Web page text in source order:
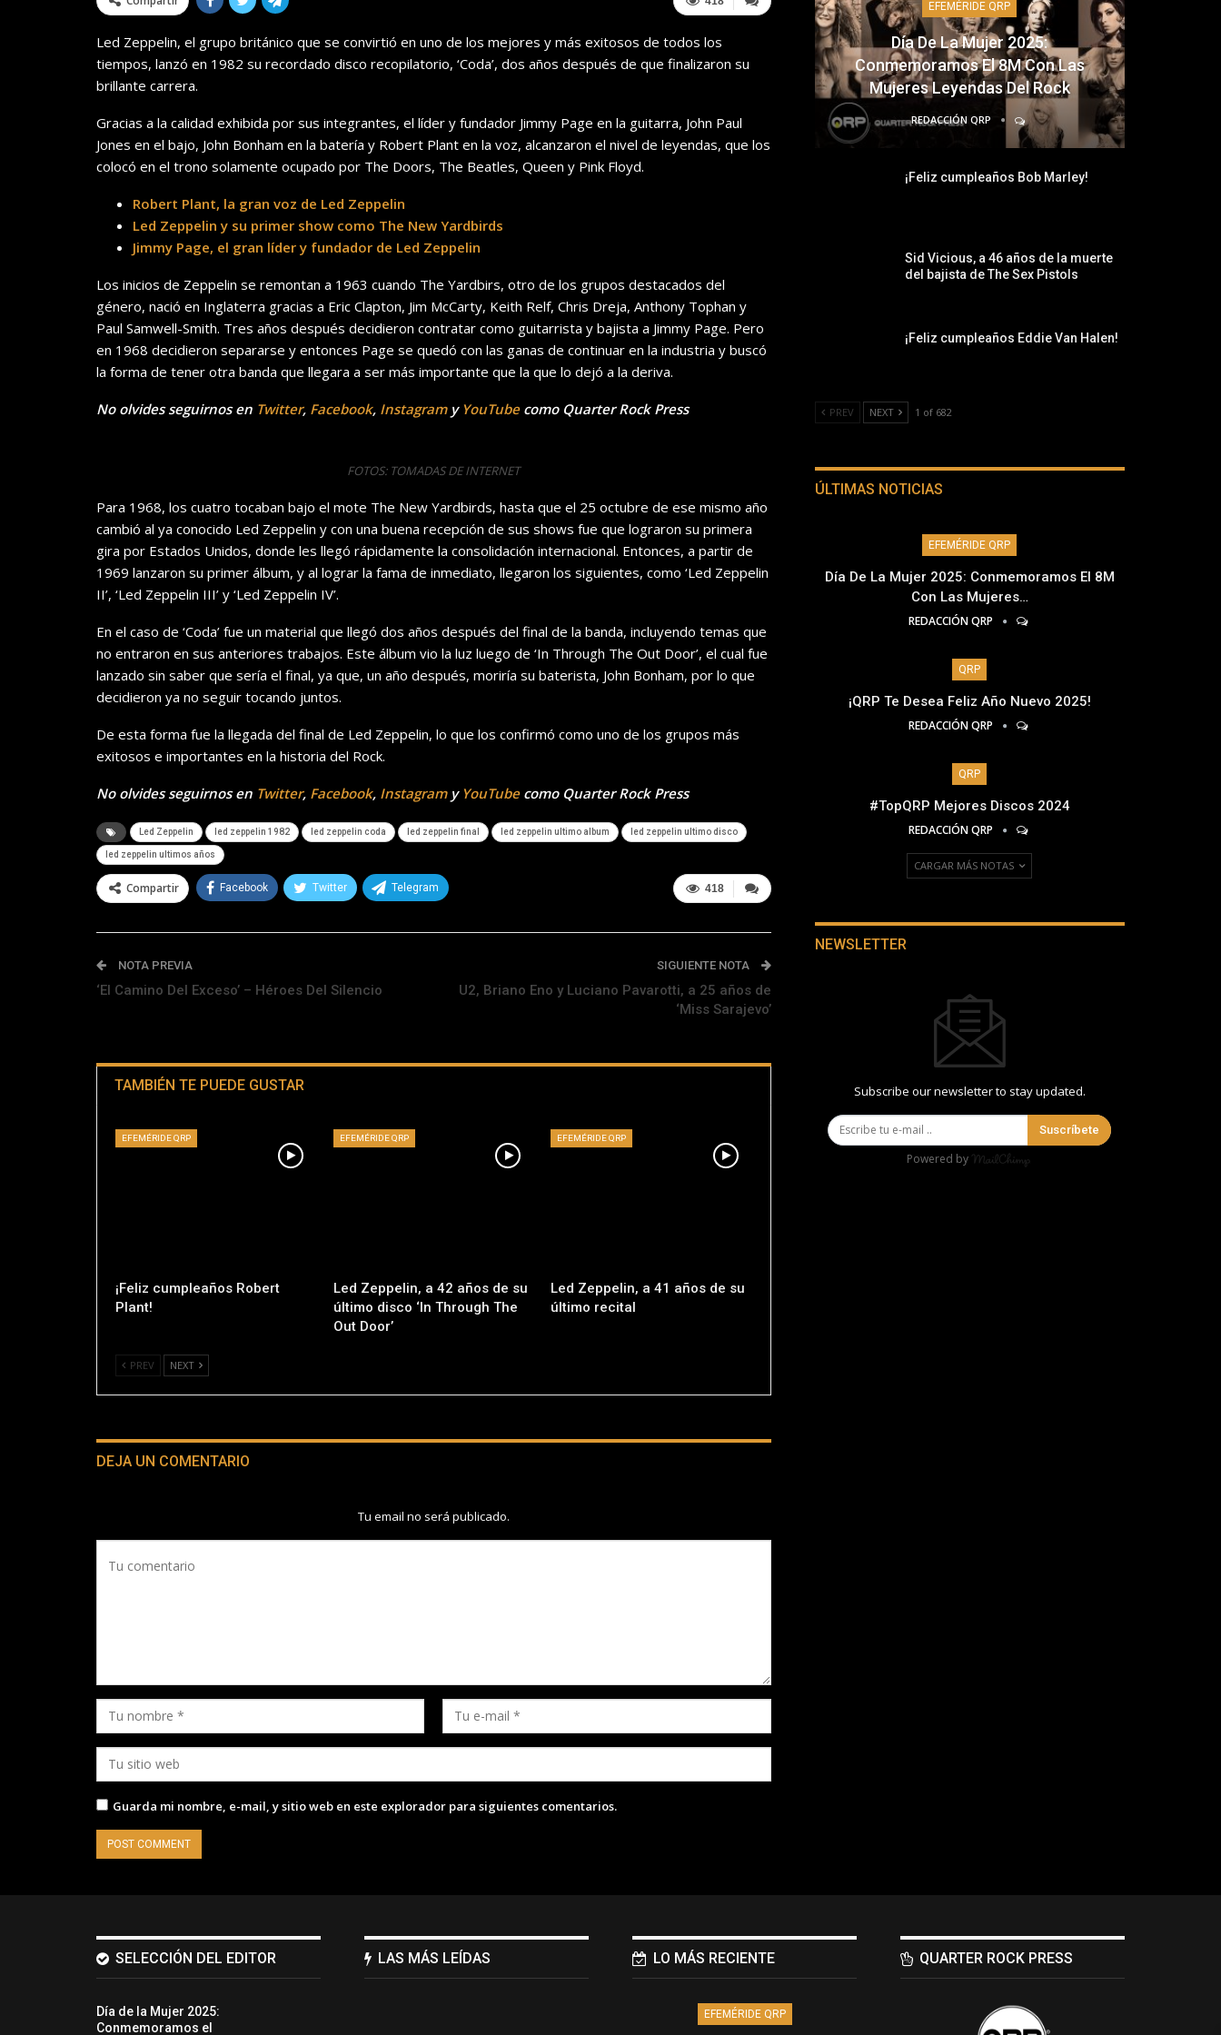
Led Zeppelin, el grupo británico que se convirtió en uno de los mejores y más exitosos de todos los
tiempos, lanzó en 1982 su recordado disco recopilatorio, ‘Coda’, dos años después de que finalizaron su
brillante carrera.
Gracias a la calidad exhibida por sus integrantes, el líder y fundador Jimmy Page en la guitarra, John Paul
Jones en el bajo, John Bonham en la batería y Robert Plant en la voz, alcanzaron el nivel de leyendas, que los
colocó en el trono solamente ocupado por The Doors, The Beatles, Queen y Pink Floyd.
Robert Plant, la gran voz de Led Zeppelin
Led Zeppelin y su primer show como The New Yardbirds
Jimmy Page, el gran líder y fundador de Led Zeppelin
Los inicios de Zeppelin se remontan a 1963 cuando The Yardbirs, otro de los grupos destacados del
género, nació en Inglaterra gracias a Eric Clapton, Jim McCarty, Keith Relf, Chris Dreja, Anthony Tophan y
Paul Samwell-Smith. Tres años después decidieron contratar como guitarrista y bajista a Jimmy Page. Pero
en 1968 decidieron separarse y entonces Page se quedó con las ganas de continuar en la industria y buscó
la forma de tener otra banda que llegara a ser más importante que la que lo dejó a la deriva.
No olvides seguirnos en Twitter, Facebook, Instagramy YouTubecomo Quarter Rock Press
FOTOS: TOMADAS DE INTERNET
Para 1968, los cuatro tocaban bajo el mote The New Yardbirds, hasta que el 25 octubre de ese mismo año
cambió al ya conocido Led Zeppelin y con una buena recepción de sus shows fue que lograron su primera
gira por Estados Unidos, donde les llegó rápidamente la consolidación internacional. Entonces, a partir de
1969 lanzaron su primer álbum, y al lograr la fama de inmediato, llegaron los siguientes, como ‘Led Zeppelin
II’, ‘Led Zeppelin III’ y ‘Led Zeppelin IV’.
En el caso de ‘Coda’ fue un material que llegó dos años después del final de la banda, incluyendo temas que
no entraron en sus anteriores trabajos. Este álbum vio la luz luego de ‘In Through The Out Door’, el cual fue
lanzado sin saber que sería el final, ya que, un año después, moriría su baterista, John Bonham, por lo que
decidieron ya no seguir tocando juntos.
De esta forma fue la llegada del final de Led Zeppelin, lo que los confirmó como uno de los grupos más
exitosos e importantes en la historia del Rock.
No olvides seguirnos en Twitter, Facebook, Instagramy YouTubecomo Quarter Rock Press
Led Zeppelin led zeppelin 1982 led zeppelin coda led zeppelin final led zeppelin ultimo album led zeppelin ultimo disco
led zeppelin ultimos años
418
Compartir Facebook Twitter Telegram
NOTA PREVIA
‘El Camino Del Exceso’ – Héroes Del Silencio
SIGUIENTE NOTA
U2, Briano Eno y Luciano Pavarotti, a 25 años de
‘Miss Sarajevo’
TAMBIÉN TE PUEDE GUSTAR
EFEMÉRIDE QRP
¡Feliz cumpleaños Robert
Plant!
EFEMÉRIDE QRP
Led Zeppelin, a 42 años de su
último disco ‘In Through The
Out Door’
EFEMÉRIDE QRP
Led Zeppelin, a 41 años de su
último recital
PREV NEXT
DEJA UN COMENTARIO
Tu email no será publicado.
Guarda mi nombre, e-mail, y sitio web en este explorador para siguientes comentarios.
EFEMÉRIDE QRP
Día De La Mujer 2025:
Conmemoramos El 8M Con Las
Mujeres Leyendas Del Rock
REDACCIÓN QRP
¡Feliz cumpleaños Bob Marley!
Sid Vicious, a 46 años de la muerte
del bajista de The Sex Pistols
¡Feliz cumpleaños Eddie Van Halen!
PREV NEXT 1 of 682
ÚLTIMAS NOTICIAS
EFEMÉRIDE QRP
Día De La Mujer 2025: Conmemoramos El 8M
Con Las Mujeres…
REDACCIÓN QRP
QRP
¡QRP Te Desea Feliz Año Nuevo 2025!
REDACCIÓN QRP
QRP
#TopQRP Mejores Discos 2024
REDACCIÓN QRP
CARGAR MÁS NOTAS
NEWSLETTER
Subscribe our newsletter to stay updated.
Suscríbete
Powered by
SELECCIÓN DEL EDITOR
Día de la Mujer 2025:
Conmemoramos el
LAS MÁS LEÍDAS LO MÁS RECIENTE
EFEMÉRIDE QRP
QUARTER ROCK PRESS